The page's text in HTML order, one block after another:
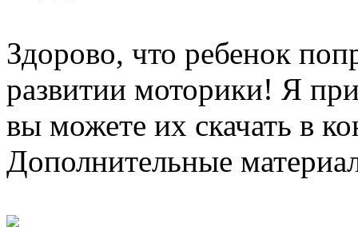
Здорово, что ребенок
развитии моторики! Я
вы можете их скачать в
Дополнительные